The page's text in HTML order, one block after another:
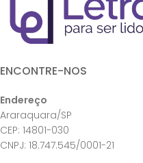
ENCONTRE-NOS
Endereço
Araraquara/SP
CEP: 14801-030
CNPJ: 18.747.545/0001-21